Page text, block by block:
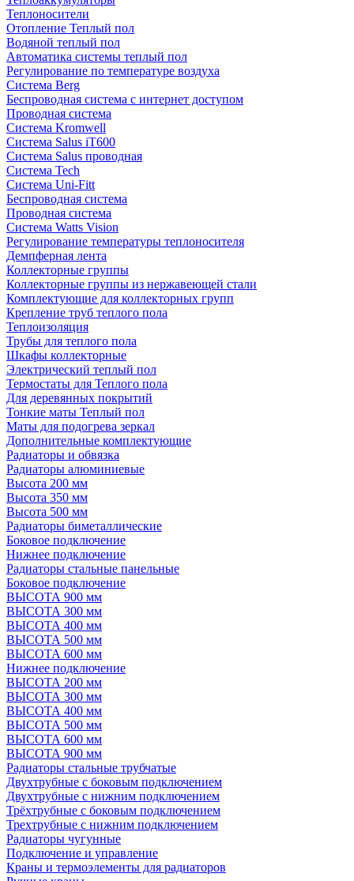
Теплоносители
Отопление Теплый пол
Водяной теплый пол
Автоматика системы теплый пол
Регулирование по температуре воздуха
Система Berg
Беспроводная система с интернет доступом
Проводная система
Система Kromwell
Система Salus iT600
Система Salus проводная
Система Tech
Система Uni-Fitt
Беспроводная система
Проводная система
Система Watts Vision
Регулирование температуры теплоносителя
Демпферная лента
Коллекторные группы
Коллекторные группы из нержавеющей стали
Комплектующие для коллекторных групп
Крепление труб теплого пола
Теплоизоляция
Трубы для теплого пола
Шкафы коллекторные
Электрический теплый пол
Термостаты для Теплого пола
Для деревянных покрытий
Тонкие маты Теплый пол
Маты для подогрева зеркал
Дополнительные комплектующие
Радиаторы и обвязка
Радиаторы алюминиевые
Высота 200 мм
Высота 350 мм
Высота 500 мм
Радиаторы биметаллические
Боковое подключение
Нижнее подключение
Радиаторы стальные панельные
Боковое подключение
ВЫСОТА 900 мм
ВЫСОТА 300 мм
ВЫСОТА 400 мм
ВЫСОТА 500 мм
ВЫСОТА 600 мм
Нижнее подключение
ВЫСОТА 200 мм
ВЫСОТА 300 мм
ВЫСОТА 400 мм
ВЫСОТА 500 мм
ВЫСОТА 600 мм
ВЫСОТА 900 мм
Радиаторы стальные трубчатые
Двухтрубные с боковым подключением
Двухтрубные с нижним подключением
Трёхтрубные с боковым подключением
Трехтрубные с нижним подключением
Радиаторы чугунные
Подключение и управление
Краны и термоэлементы для радиаторов